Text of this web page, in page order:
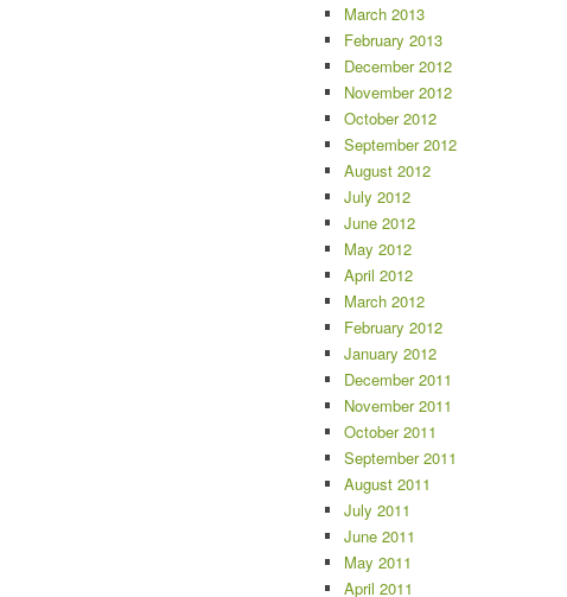
March 2013
February 2013
December 2012
November 2012
October 2012
September 2012
August 2012
July 2012
June 2012
May 2012
April 2012
March 2012
February 2012
January 2012
December 2011
November 2011
October 2011
September 2011
August 2011
July 2011
June 2011
May 2011
April 2011